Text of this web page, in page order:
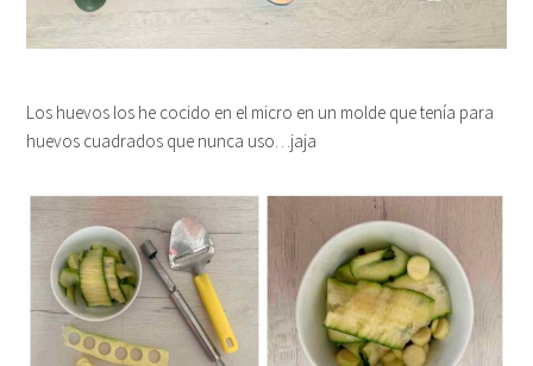
Los huevos los he cocido en el micro en un molde que tenía para
huevos cuadrados que nunca uso…jaja